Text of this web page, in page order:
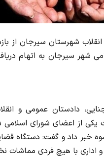
شهرستان سیرجان از
شهر سیرجان به اتهام
دادستان عمومی و
یکی از اعضای شورای
خبر داد و گفت: دستگاه
اداری با هیچ فردی مماشات